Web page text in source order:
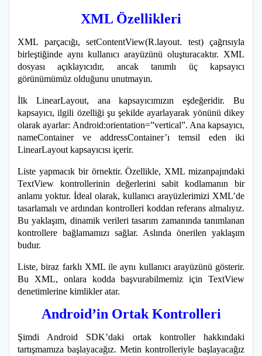
XML Özellikleri
XML parçacığı, setContentView(R.layout. test) çağrısıyla
birleştiğinde aynı kullanıcı arayüzünü oluşturacaktır. XML
dosyası açıklayıcıdır, ancak tanımlı üç kapsayıcı
görünümümüz olduğunu unutmayın.
İlk LinearLayout, ana kapsayıcımızın eşdeğeridir. Bu
kapsayıcı, ilgili özelliği şu şekilde ayarlayarak yönünü dikey
olarak ayarlar: Android:orientation=”vertical”. Ana kapsayıcı,
nameContainer ve addressContainer’ı temsil eden iki
LinearLayout kapsayıcısı içerir.
Liste yapmacık bir örnektir. Özellikle, XML mizanpajındaki
TextView kontrollerinin değerlerini sabit kodlamanın bir
anlamı yoktur. İdeal olarak, kullanıcı arayüzlerimizi XML’de
tasarlamalı ve ardından kontrolleri koddan referans almalıyız.
Bu yaklaşım, dinamik verileri tasarım zamanında tanımlanan
kontrollere bağlamamızı sağlar. Aslında önerilen yaklaşım
budur.
Liste, biraz farklı XML ile aynı kullanıcı arayüzünü gösterir.
Bu XML, onlara kodda başvurabilmemiz için TextView
denetimlerine kimlikler atar.
Android’in Ortak Kontrolleri
Şimdi Android SDK’daki ortak kontroller hakkındaki
tartışmamıza başlayacağız. Metin kontrolleriyle başlayacağız